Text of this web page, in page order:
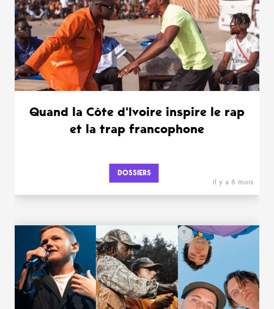
Quand la Côte d’Ivoire inspire le rap
et la trap francophone
DOSSIERS
il y a 6 mois